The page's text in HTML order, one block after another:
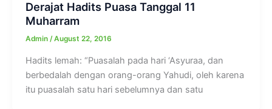
Derajat Hadits Puasa Tanggal 11
Muharram
Admin /August 22, 2016
Hadits lemah: “Puasalah pada hari ‘Asyuraa, dan
berbedalah dengan orang-orang Yahudi, oleh karena
itu puasalah satu hari sebelumnya dan satu